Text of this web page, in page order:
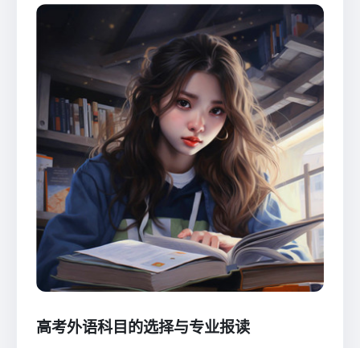
高考外语科目的选择与专业报读